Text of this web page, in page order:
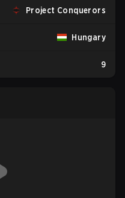
Project Conquerors
Hungary
9